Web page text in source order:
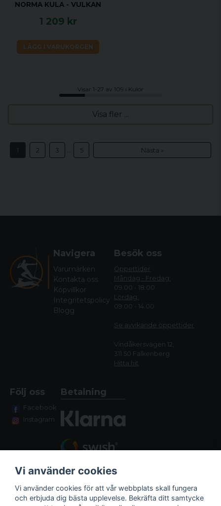
NORMA KULA - VULKAN
1 209 kr
LÄGG I VARUKORGEN
Visar 1-27 av 109 i Kulor
Visa fler ...
1 2 3 ... 5 Nästa »
Navigera
Varumärken
Kontakta oss
Köpvillkor
Integritetspolicy
Blogg
Besök oss
Öppettider
Måndag - Fredag:
09.00 - 18.00
Lördag:
09.00 - 14.00
Se avvikande öppettider
Vindåkersvägen 12,
311 50 Falkenberg
Hitta hit
Följ oss
Facebook
Instagram
Betalning
Vi använder cookies
Vi använder cookies för att vår webbplats skall fungera
och erbjuda dig bästa upplevelse. Bekräfta ditt samtycke